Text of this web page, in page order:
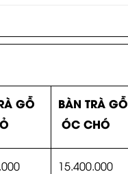
GỖ
BÀN TRÀ GỖ
ÓC CHÓ
15.400.000